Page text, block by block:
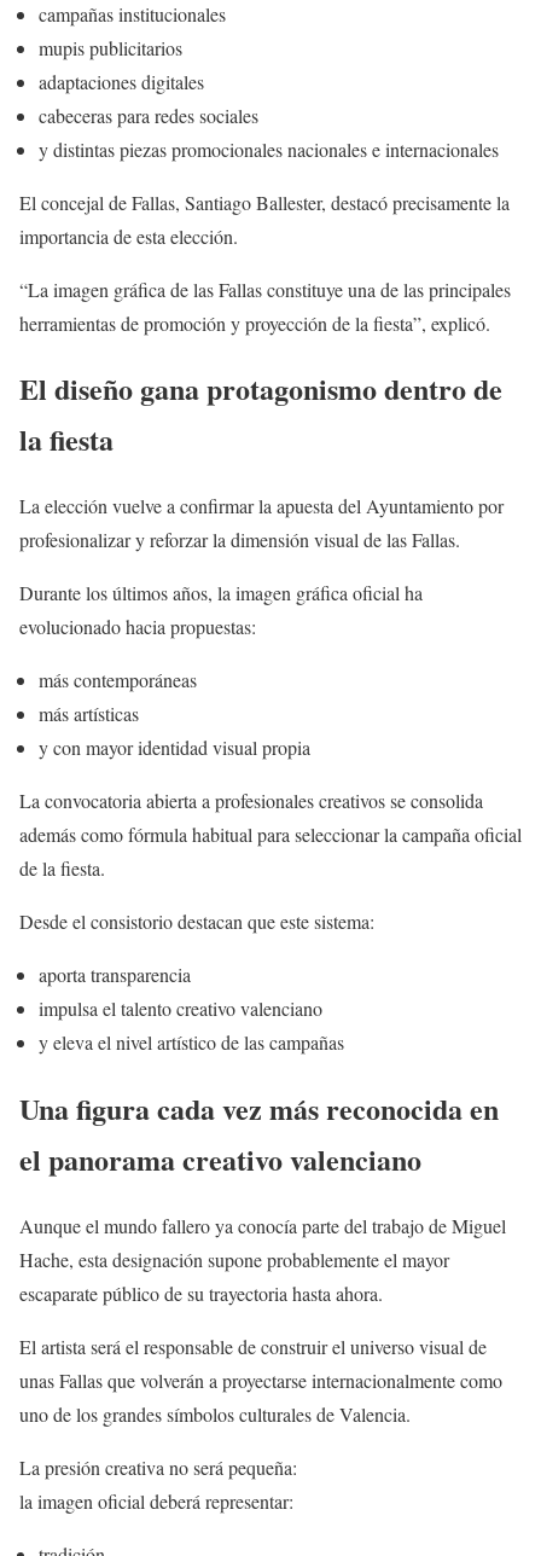
campañas institucionales
mupis publicitarios
adaptaciones digitales
cabeceras para redes sociales
y distintas piezas promocionales nacionales e internacionales
El concejal de Fallas, Santiago Ballester, destacó precisamente la
importancia de esta elección.
“La imagen gráfica de las Fallas constituye una de las principales
herramientas de promoción y proyección de la fiesta”, explicó.
El diseño gana protagonismo dentro de
la fiesta
La elección vuelve a confirmar la apuesta del Ayuntamiento por
profesionalizar y reforzar la dimensión visual de las Fallas.
Durante los últimos años, la imagen gráfica oficial ha
evolucionado hacia propuestas:
más contemporáneas
más artísticas
y con mayor identidad visual propia
La convocatoria abierta a profesionales creativos se consolida
además como fórmula habitual para seleccionar la campaña oficial
de la fiesta.
Desde el consistorio destacan que este sistema:
aporta transparencia
impulsa el talento creativo valenciano
y eleva el nivel artístico de las campañas
Una figura cada vez más reconocida en
el panorama creativo valenciano
Aunque el mundo fallero ya conocía parte del trabajo de Miguel
Hache, esta designación supone probablemente el mayor
escaparate público de su trayectoria hasta ahora.
El artista será el responsable de construir el universo visual de
unas Fallas que volverán a proyectarse internacionalmente como
uno de los grandes símbolos culturales de Valencia.
La presión creativa no será pequeña:
la imagen oficial deberá representar: